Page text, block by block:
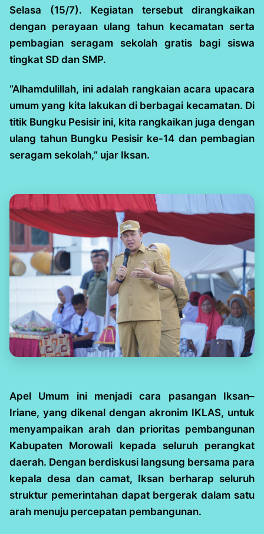
Selasa (15/7). Kegiatan tersebut dirangkaikan
dengan perayaan ulang tahun kecamatan serta
pembagian seragam sekolah gratis bagi siswa
tingkat SD dan SMP.
“Alhamdulillah, ini adalah rangkaian acara upacara
umum yang kita lakukan di berbagai kecamatan. Di
titik Bungku Pesisir ini, kita rangkaikan juga dengan
ulang tahun Bungku Pesisir ke-14 dan pembagian
seragam sekolah,” ujar Iksan.
Apel Umum ini menjadi cara pasangan Iksan–
Iriane, yang dikenal dengan akronim IKLAS, untuk
menyampaikan arah dan prioritas pembangunan
Kabupaten Morowali kepada seluruh perangkat
daerah. Dengan berdiskusi langsung bersama para
kepala desa dan camat, Iksan berharap seluruh
struktur pemerintahan dapat bergerak dalam satu
arah menuju percepatan pembangunan.